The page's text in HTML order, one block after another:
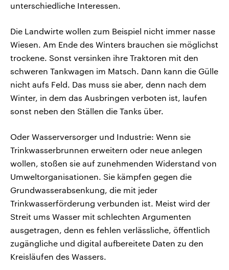
unterschiedliche Interessen.
Die Landwirte wollen zum Beispiel nicht immer nasse
Wiesen. Am Ende des Winters brauchen sie möglichst
trockene. Sonst versinken ihre Traktoren mit den
schweren Tankwagen im Matsch. Dann kann die Gülle
nicht aufs Feld. Das muss sie aber, denn nach dem
Winter, in dem das Ausbringen verboten ist, laufen
sonst neben den Ställen die Tanks über.
Oder Wasserversorger und Industrie: Wenn sie
Trinkwasserbrunnen erweitern oder neue anlegen
wollen, stoßen sie auf zunehmenden Widerstand von
Umweltorganisationen. Sie kämpfen gegen die
Grundwasserabsenkung, die mit jeder
Trinkwasserförderung verbunden ist. Meist wird der
Streit ums Wasser mit schlechten Argumenten
ausgetragen, denn es fehlen verlässliche, öffentlich
zugängliche und digital aufbereitete Daten zu den
Kreisläufen des Wassers.